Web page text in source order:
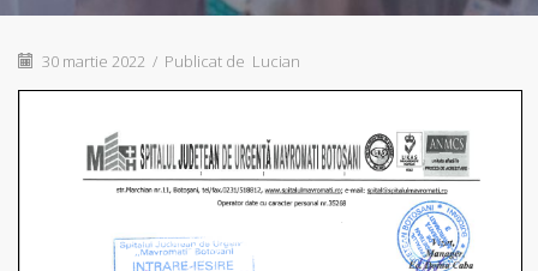
30 martie 2022 / Publicat de Lucian